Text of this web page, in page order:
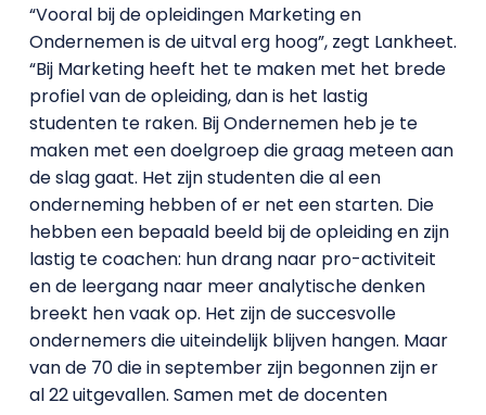
“Vooral bij de opleidingen Marketing en
Ondernemen is de uitval erg hoog”, zegt Lankheet.
“Bij Marketing heeft het te maken met het brede
profiel van de opleiding, dan is het lastig
studenten te raken. Bij Ondernemen heb je te
maken met een doelgroep die graag meteen aan
de slag gaat. Het zijn studenten die al een
onderneming hebben of er net een starten. Die
hebben een bepaald beeld bij de opleiding en zijn
lastig te coachen: hun drang naar pro-activiteit
en de leergang naar meer analytische denken
breekt hen vaak op. Het zijn de succesvolle
ondernemers die uiteindelijk blijven hangen. Maar
van de 70 die in september zijn begonnen zijn er
al 22 uitgevallen. Samen met de docenten